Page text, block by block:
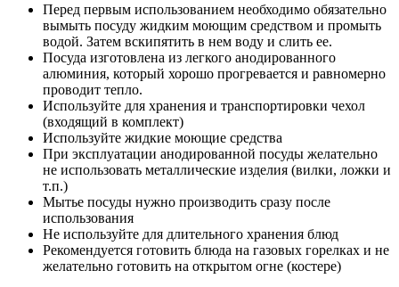
Перед первым использованием необходимо обязательно
вымыть посуду жидким моющим средством и промыть
водой. Затем вскипятить в нем воду и слить ее.
Посуда изготовлена из легкого анодированного
алюминия, который хорошо прогревается и равномерно
проводит тепло.
Используйте для хранения и транспортировки чехол
(входящий в комплект)
Используйте жидкие моющие средства
При эксплуатации анодированной посуды желательно
не использовать металлические изделия (вилки, ложки и
т.п.)
Мытье посуды нужно производить сразу после
использования
Не используйте для длительного хранения блюд
Рекомендуется готовить блюда на газовых горелках и не
желательно готовить на открытом огне (костере)